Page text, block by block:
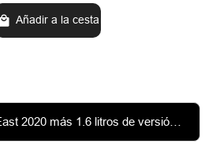
Añadir a la cesta